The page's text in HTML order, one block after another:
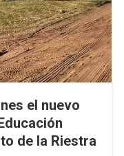
el nuevo
de la Riestra